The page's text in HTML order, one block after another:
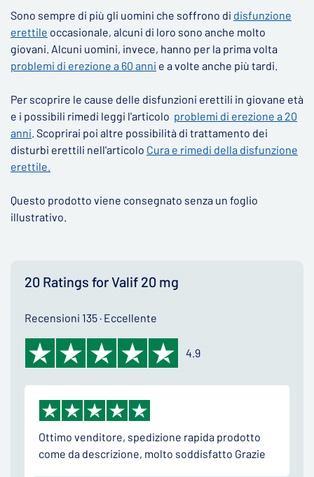
Sono sempre di più gli uomini che soffrono di disfunzione
erettile occasionale, alcuni di loro sono anche molto
giovani. Alcuni uomini, invece, hanno per la prima volta
problemi di erezione a 60 anni e a volte anche più tardi.
Per scoprire le cause delle disfunzioni erettili in giovane età
e i possibili rimedi leggi l'articolo problemi di erezione a 20
anni. Scoprirai poi altre possibilità di trattamento dei
disturbi erettili nell'articolo Cura e rimedi della disfunzione
erettile.
​Questo prodotto viene consegnato senza un foglio
illustrativo.
20 Ratings for Valif 20 mg
Recensioni 135 · Eccellente
4.9
Ottimo venditore, spedizione rapida prodotto
come da descrizione, molto soddisfatto Grazie